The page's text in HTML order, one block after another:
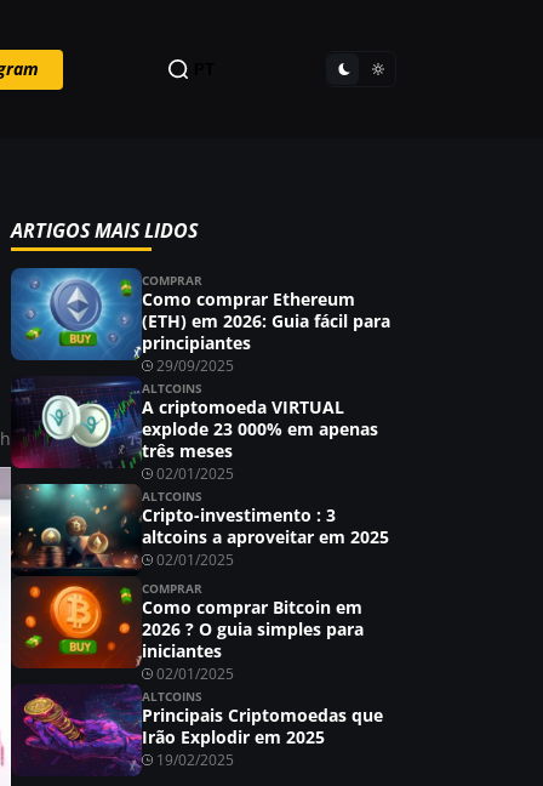
ARTIGOS MAIS LIDOS
COMPRAR
Como comprar Ethereum
(ETH) em 2026: Guia fácil para
principiantes
29/09/2025
ALTCOINS
A criptomoeda VIRTUAL
explode 23 000% em apenas
três meses
02/01/2025
ALTCOINS
Cripto-investimento : 3
altcoins a aproveitar em 2025
02/01/2025
COMPRAR
Como comprar Bitcoin em
2026 ? O guia simples para
iniciantes
02/01/2025
ALTCOINS
Principais Criptomoedas que
Irão Explodir em 2025
19/02/2025